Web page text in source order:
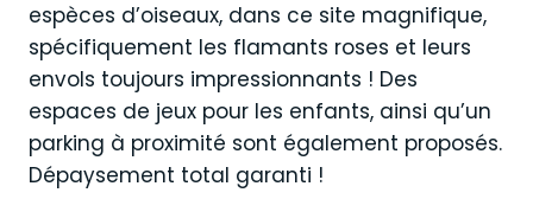
espèces d’oiseaux, dans ce site magnifique,
spécifiquement les flamants roses et leurs
envols toujours impressionnants ! Des
espaces de jeux pour les enfants, ainsi qu’un
parking à proximité sont également proposés.
Dépaysement total garanti !